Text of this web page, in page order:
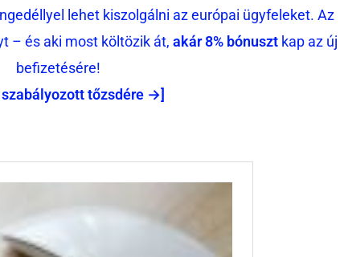
lehet kiszolgálni az európai ügyfeleket. Az
– és aki most költözik át, akár 8% bónuszt kap az új
befizetésére!
tőzsdére →]